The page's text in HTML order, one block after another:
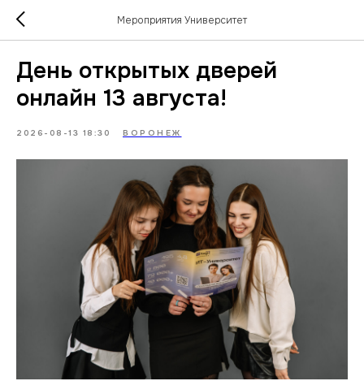
Мероприятия Университет
День открытых дверей
онлайн 13 августа!
2026-08-13 18:30 ВОРОНЕЖ